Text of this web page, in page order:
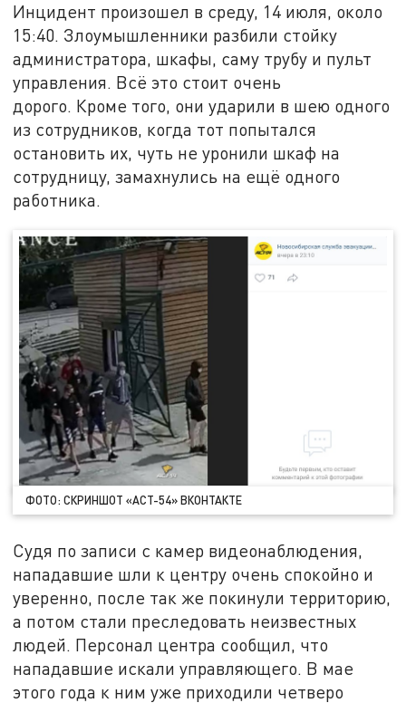
Инцидент произошел в среду, 14 июля, около
15:40. Злоумышленники разбили стойку
администратора, шкафы, саму трубу и пульт
управления. Всё это стоит очень
дорого. Кроме того, они ударили в шею одного
из сотрудников, когда тот попытался
остановить их, чуть не уронили шкаф на
сотрудницу, замахнулись на ещё одного
работника.
ФОТО: СКРИНШОТ «АСТ-54» ВКОНТАКТЕ
Судя по записи с камер видеонаблюдения,
нападавшие шли к центру очень спокойно и
уверенно, после так же покинули территорию,
а потом стали преследовать неизвестных
людей. Персонал центра сообщил, что
нападавшие искали управляющего. В мае
этого года к ним уже приходили четверо